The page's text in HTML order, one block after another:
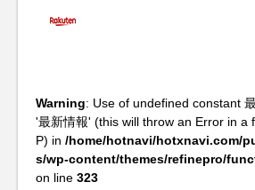
Warning: Use of undefined constant
'最新情報' (this will throw an Error in a
P) in /home/hotnavi/hotxnavi.com/
s/wp-content/themes/refinepro/
on line 323